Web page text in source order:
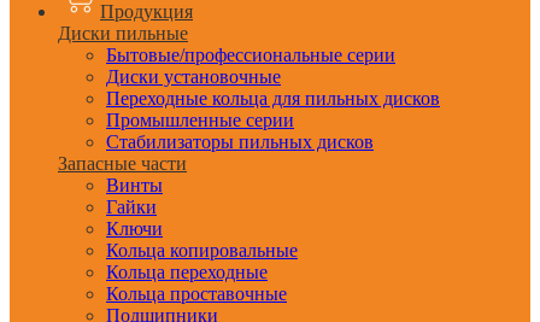
Продукция
Диски пильные
Бытовые/профессиональные серии
Диски установочные
Переходные кольца для пильных дисков
Промышленные серии
Стабилизаторы пильных дисков
Запасные части
Винты
Гайки
Ключи
Кольца копировальные
Кольца переходные
Кольца проставочные
Подшипники